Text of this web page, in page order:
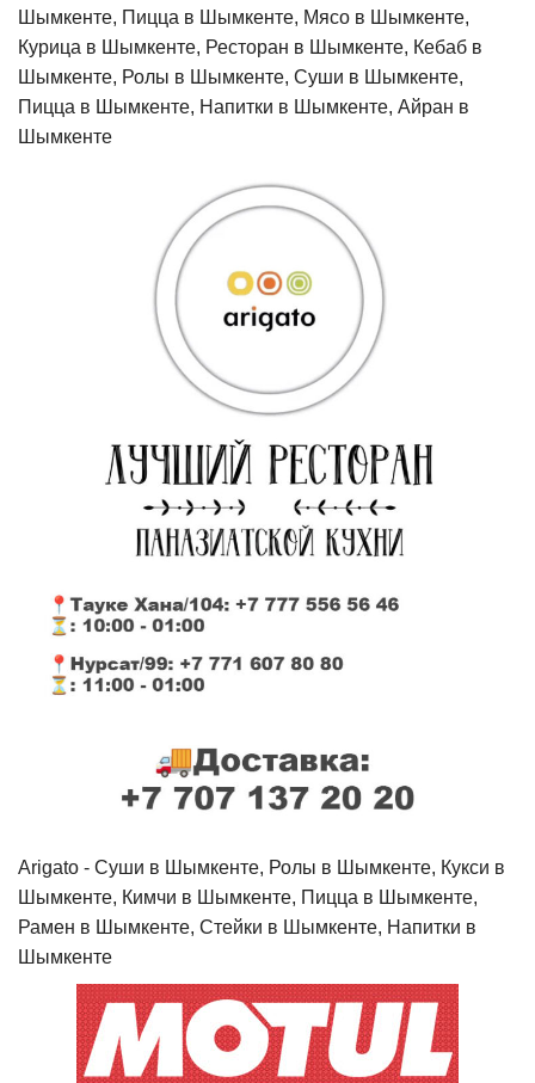
Шымкенте, Пицца в Шымкенте, Мясо в Шымкенте,
Курица в Шымкенте, Ресторан в Шымкенте, Кебаб в
Шымкенте, Ролы в Шымкенте, Суши в Шымкенте,
Пицца в Шымкенте, Напитки в Шымкенте, Айран в
Шымкенте
Arigato - Cуши в Шымкенте, Ролы в Шымкенте, Кукси в
Шымкенте, Кимчи в Шымкенте, Пицца в Шымкенте,
Рамен в Шымкенте, Стейки в Шымкенте, Напитки в
Шымкенте